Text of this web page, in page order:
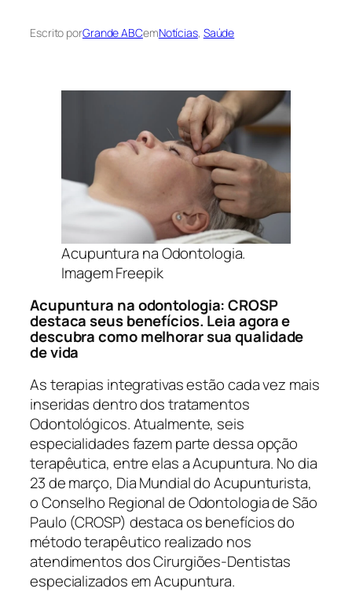
Escrito porGrande ABCemNotícias, Saúde
Acupuntura na Odontologia.
Imagem Freepik
Acupuntura na odontologia: CROSP
destaca seus benefícios. Leia agora e
descubra como melhorar sua qualidade
de vida
As terapias integrativas estão cada vez mais
inseridas dentro dos tratamentos
Odontológicos. Atualmente, seis
especialidades fazem parte dessa opção
terapêutica, entre elas a Acupuntura. No dia
23 de março, Dia Mundial do Acupunturista,
o Conselho Regional de Odontologia de São
Paulo (CROSP) destaca os benefícios do
método terapêutico realizado nos
atendimentos dos Cirurgiões-Dentistas
especializados em Acupuntura.